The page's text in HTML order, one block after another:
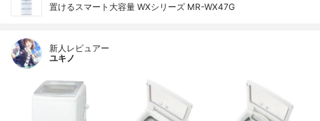
置けるスマート大容量 WXシリーズ MR-WX47G
新人レビュアー
ユキノ